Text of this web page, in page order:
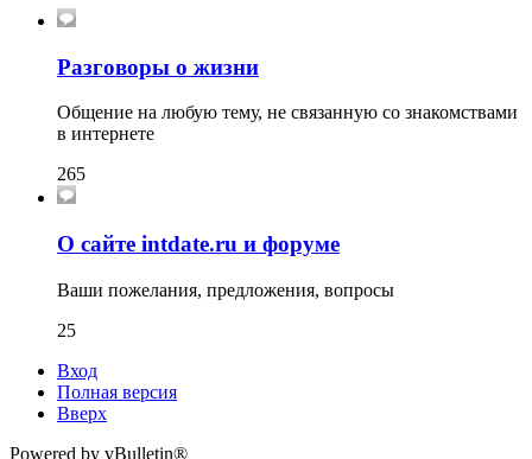
Разговоры о жизни
Общение на любую тему, не связанную со знакомствами
в интернете
265
О сайте intdate.ru и форуме
Ваши пожелания, предложения, вопросы
25
Вход
Полная версия
Вверх
Powered by vBulletin®